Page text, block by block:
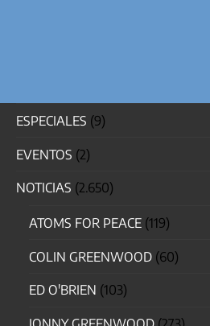
ESPECIALES (9)
EVENTOS (2)
NOTICIAS (2.650)
ATOMS FOR PEACE (119)
COLIN GREENWOOD (60)
ED O'BRIEN (103)